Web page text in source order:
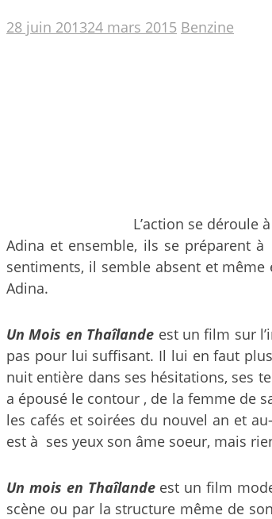
28 juin 201324 mars 2015 Benzine
L’action se déroule
Adina et ensemble, ils se préparent
sentiments, il semble absent et
Adina.
Un Mois en Thaîlande est un film sur
pas pour lui suffisant. Il lui en faut
nuit entière dans ses hésitations, ses
a épousé le contour , de la femme de
les cafés et soirées du nouvel an et
est à ses yeux son âme soeur, mais
Un mois en Thaîlandeest un film
scène ou par la structure même de